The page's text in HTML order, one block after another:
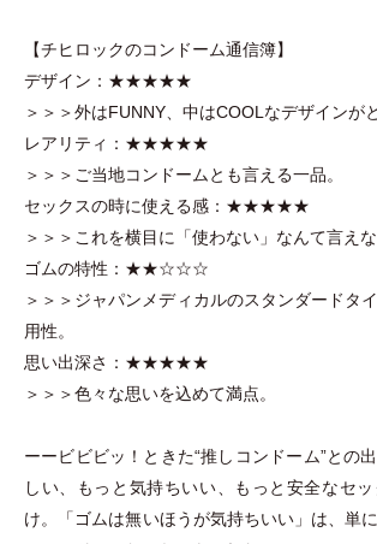
【チヒロックのコンドーム通信簿】
デザイン：★★★★★
＞＞＞外はFUNNY、中はCOOLなデザインが
レアリティ：★★★★★
＞＞＞ご当地コンドームとも言える一品。
セックスの時に使える感：★★★★★
＞＞＞これを横目に 「使わない 」 なんて言えな
ゴムの特性：★★☆☆☆
＞＞＞ジャパンメディカルのスタンダードタ
用性。
思い出深さ：★★★★★
＞＞＞色々な思いを込めて満点。
ーービビビッ！ときた“推しコンドーム”との
しい、もっと気持ちいい、もっと安全なセ
け。
「ゴムは無いほうが気持ちいい 」 は、単